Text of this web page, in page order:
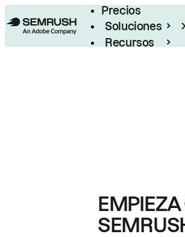
Precios
Soluciones
Recursos
EMPIEZA